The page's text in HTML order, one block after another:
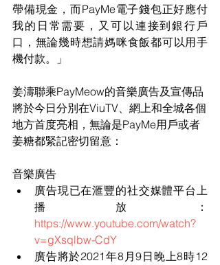
帶備現金，而PayMe電子錢包正好應付
我的日常需要，又可以連接到銀行戶
口，無論幾時想請媽咪食飯都可以用手
機付款。」
姜濤聯乘PayMeow的音樂廣告及宣傳品
將於今日分別在ViuTV、網上和全城各個
地方首度亮相，無論是PayMe用戶或者
姜糖都緊記密切留意：
音樂廣告
廣告現已在滙豐的社交媒體平台上
播放：
https://www.youtube.com/watch?
v=gXsqlbw-CdY
廣告將於2021年8月9日晚上8時12